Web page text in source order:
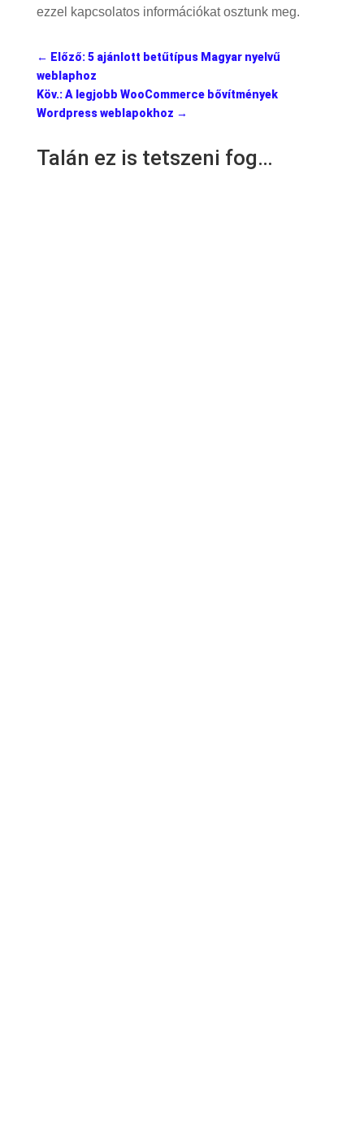
ezzel kapcsolatos információkat osztunk meg.
← Előző: 5 ajánlott betűtípus Magyar nyelvű
weblaphoz
Köv.: A legjobb WooCommerce bővítmények
Wordpress weblapokhoz →
Talán ez is tetszeni fog…